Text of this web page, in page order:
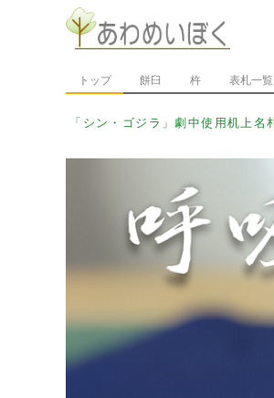
トップ 餅臼 杵 表札一覧
「_